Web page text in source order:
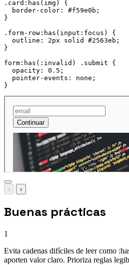
.card:has(img)
{
border-color : #f59e0b ;
}
.form-row:has(input:focus)
{
outline : 2px solid #2563eb ;
}
form:has(:invalid) .submit
{
opacity : 0.5 ;
pointer-events : none ;
}
‹ ›
Buenas prácticas
1
Evita cadenas difíciles de leer como
aporten valor claro. Prioriza reglas